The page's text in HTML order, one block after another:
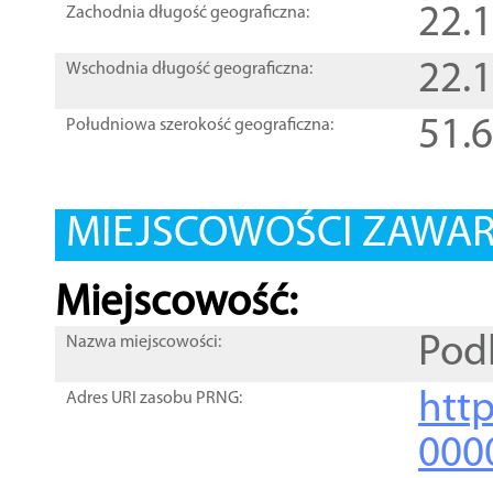
Zachodnia długość geograficzna:
Wschodnia długość geograficzna:
Południowa szerokość geograficzna:
MIEJSCOWOŚCI
Miejscowość:
Nazwa miejscowości:
Adres URI zasobu PRNG: